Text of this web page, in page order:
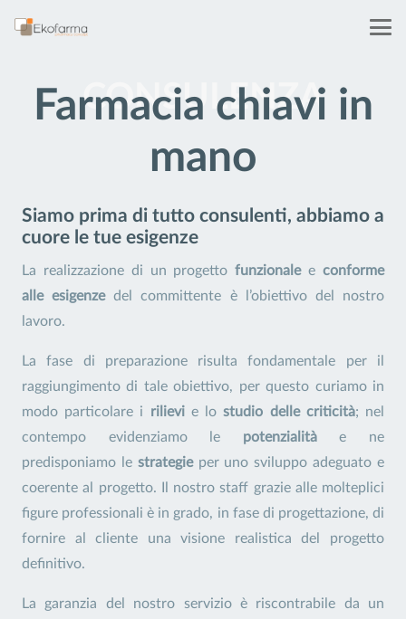
CONSULENZA
Farmacia chiavi in
mano
Siamo prima di tutto consulenti, abbiamo a
cuore le tue esigenze
La realizzazione di un progettofunzionaleeconforme
alle esigenzedel committente è l’obiettivo del nostro
lavoro.
La fase di preparazione risulta fondamentale per il
raggiungimento di tale obiettivo, per questo curiamo in
modo particolare i rilievie lostudio delle criticità; nel
contempo evidenziamo le potenzialitàe ne
predisponiamo le strategieper uno sviluppo adeguato e
coerente al progetto. Il nostro staff grazie alle molteplici
figure professionali è in grado, in fase di progettazione, di
fornire al cliente una visione realistica del progetto
definitivo.
La garanzia del nostro servizio è riscontrabile da un